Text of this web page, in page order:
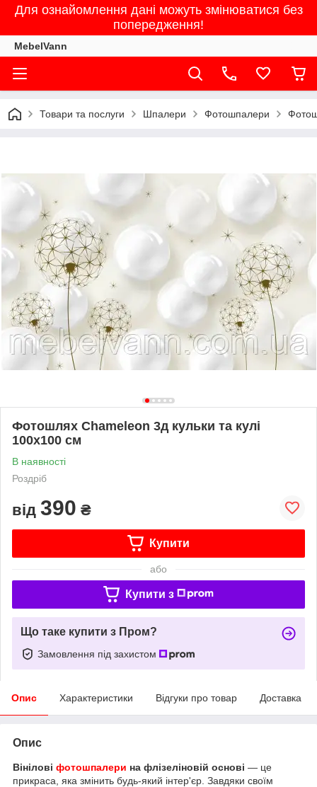
Для ознайомлення дані можуть змінюватися без
попередження!
MebelVann
Товари та послуги Шпалери Фотошпалери
Фотошлях Chameleon 3д кульки та кулі
100х100 см
В наявності
Роздріб
від 390 ₴
Купити
або
Купити з
Що таке купити з Пром?
Замовлення під захистом
Опис Характеристики Відгуки про товар Доставка
Опис
Вінілові фотошпалери на флізеліновій основі — це
прикраса, яка змінить будь-який інтер'єр. Завдяки своїм